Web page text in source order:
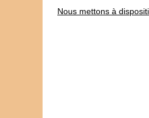
Nous mettons à